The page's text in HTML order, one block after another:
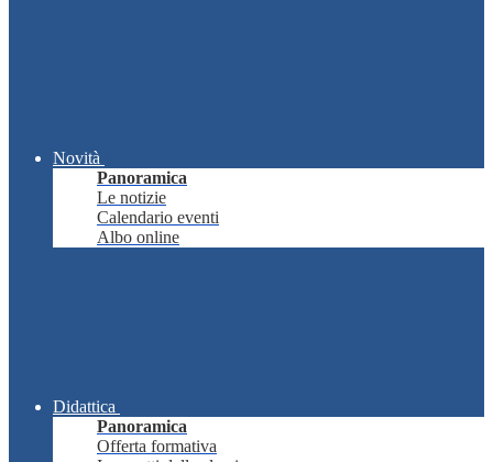
Novità
Panoramica
Le notizie
Calendario eventi
Albo online
Didattica
Panoramica
Offerta formativa